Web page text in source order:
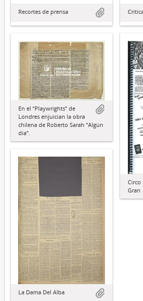
Recortes de prensa
En el “Playwrights” de
Londres enjuician la obra
chilena de Roberto Sarah “Algún
día”.
Circo
Gran
La Dama Del Alba